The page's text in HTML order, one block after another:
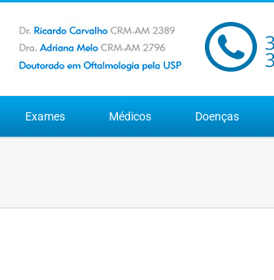
Exames Médicos Doenças